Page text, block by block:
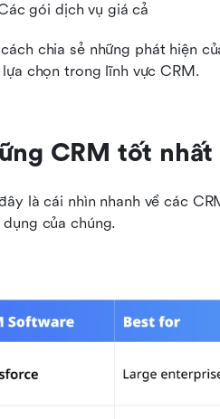
gói dịch vụ giá cả
chia sẻ những phát hiện
lựa chọn trong lĩnh vực CRM.
CRM tốt
là cái nhìn nhanh về các
dụng của chúng.